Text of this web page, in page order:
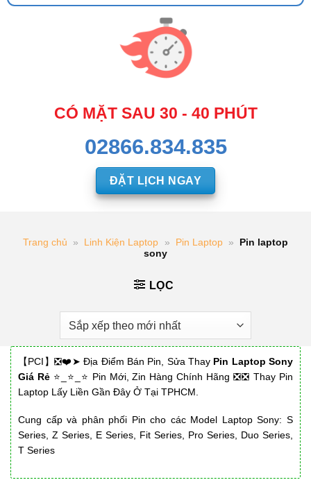
CÓ MẶT SAU 30 - 40 PHÚT
02866.834.835
ĐẶT LỊCH NGAY
Trang chủ » Linh Kiện Laptop » Pin Laptop »
Pin laptop
sony
LỌC
【PCI】❎❤️➤ Địa Điểm Bán Pin, Sửa Thay Pin Laptop Sony
Giá Rẻ⭐_⭐_⭐ Pin Mới, Zin Hàng Chính Hãng ❎❎ Thay Pin
Laptop Lấy Liền Gần Đây Ở Tại TPHCM.
Cung cấp và phân phối Pin cho các Model Laptop Sony: S
Series, Z Series, E Series, Fit Series, Pro Series, Duo Series,
T Series